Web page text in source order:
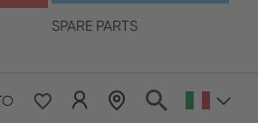
SPARE PARTS